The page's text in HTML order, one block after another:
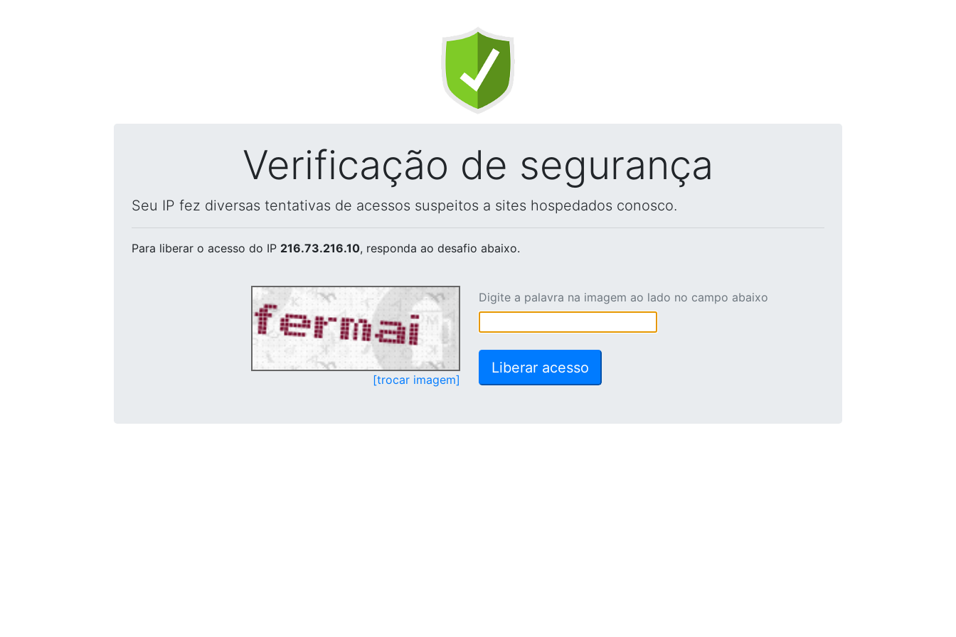
Verificação de segurança
Seu IP fez diversas tentativas de acessos suspeitos a sites hospedados conosco.
Para liberar o acesso do IP 216.73.216.10, responda ao desafio abaixo.
[trocar imagem]
Digite a palavra na imagem ao lado no campo abaixo